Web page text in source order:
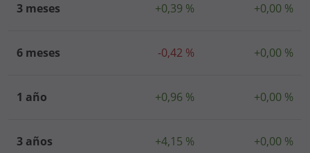
3 meses +0,39 % +0,00 %
6 meses -0,42 % +0,00 %
1 año +0,96 % +0,00 %
3 años +4,15 % +0,00 %